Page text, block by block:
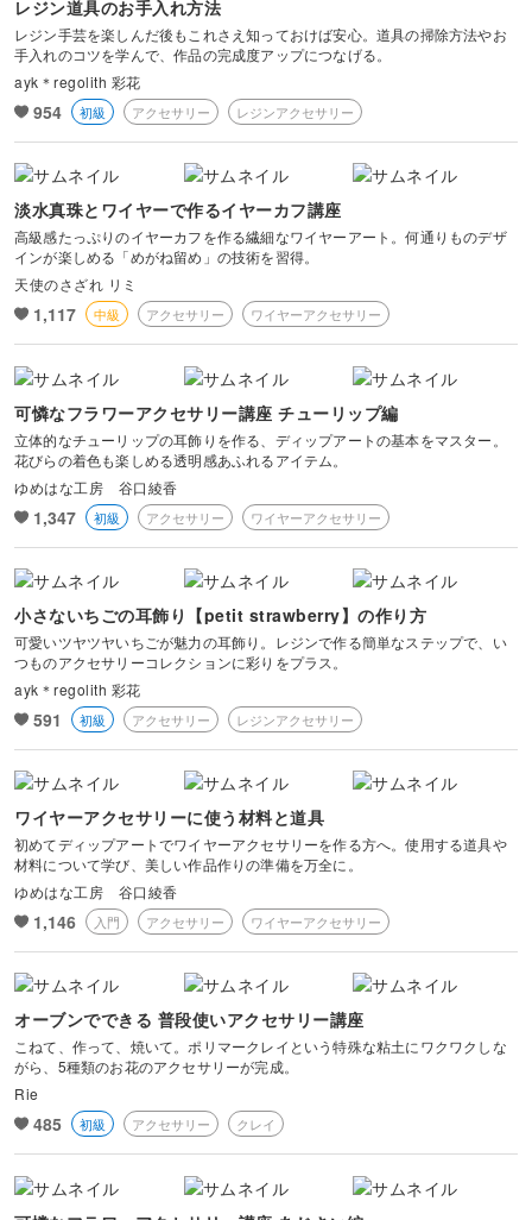
レジン道具のお手入れ方法
レジン手芸を楽しんだ後もこれさえ知っておけば安心。道具の掃除方法やお
手入れのコツを学んで、作品の完成度アップにつなげる。
ayk＊regolith 彩花
954 初級 アクセサリー レジンアクセサリー
淡水真珠とワイヤーで作るイヤーカフ講座
高級感たっぷりのイヤーカフを作る繊細なワイヤーアート。何通りものデザ
インが楽しめる「めがね留め」の技術を習得。
天使のさざれ リミ
1,117 中級 アクセサリー ワイヤーアクセサリー
可憐なフラワーアクセサリー講座 チューリップ編
立体的なチューリップの耳飾りを作る、ディップアートの基本をマスター。
花びらの着色も楽しめる透明感あふれるアイテム。
ゆめはな工房 谷口綾香
1,347 初級 アクセサリー ワイヤーアクセサリー
小さないちごの耳飾り【petit strawberry】の作り方
可愛いツヤツヤいちごが魅力の耳飾り。レジンで作る簡単なステップで、い
つものアクセサリーコレクションに彩りをプラス。
ayk＊regolith 彩花
591 初級 アクセサリー レジンアクセサリー
ワイヤーアクセサリーに使う材料と道具
初めてディップアートでワイヤーアクセサリーを作る方へ。使用する道具や
材料について学び、美しい作品作りの準備を万全に。
ゆめはな工房 谷口綾香
1,146 入門 アクセサリー ワイヤーアクセサリー
オーブンでできる 普段使いアクセサリー講座
こねて、作って、焼いて。ポリマークレイという特殊な粘土にワクワクしな
がら、5種類のお花のアクセサリーが完成。
Rie
485 初級 アクセサリー クレイ